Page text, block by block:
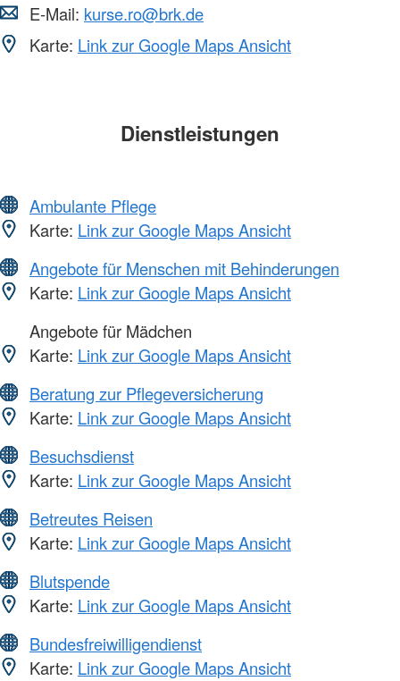
E-Mail: kurse.ro@brk.de
Karte: Link zur Google Maps Ansicht
Dienstleistungen
Ambulante Pflege
Karte: Link zur Google Maps Ansicht
Angebote für Menschen mit Behinderungen
Karte: Link zur Google Maps Ansicht
Angebote für Mädchen
Karte: Link zur Google Maps Ansicht
Beratung zur Pflegeversicherung
Karte: Link zur Google Maps Ansicht
Besuchsdienst
Karte: Link zur Google Maps Ansicht
Betreutes Reisen
Karte: Link zur Google Maps Ansicht
Blutspende
Karte: Link zur Google Maps Ansicht
Bundesfreiwilligendienst
Karte: Link zur Google Maps Ansicht